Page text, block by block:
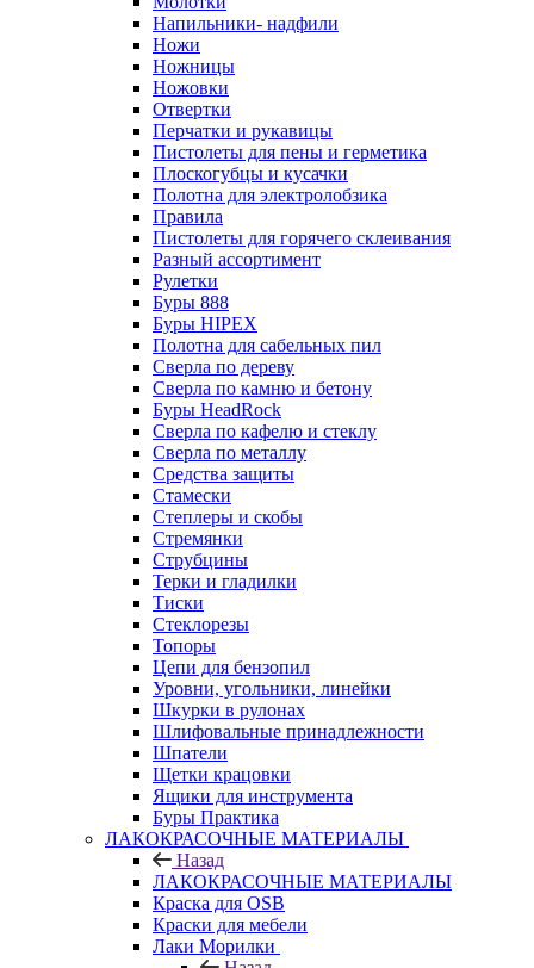
Напильники- надфили
Ножи
Ножницы
Ножовки
Отвертки
Перчатки и рукавицы
Пистолеты для пены и герметика
Плоскогубцы и кусачки
Полотна для электролобзика
Правила
Пистолеты для горячего склеивания
Разный ассортимент
Рулетки
Буры 888
Буры HIPEX
Полотна для сабельных пил
Сверла по дереву
Сверла по камню и бетону
Буры HeadRock
Сверла по кафелю и стеклу
Сверла по металлу
Средства защиты
Стамески
Степлеры и скобы
Стремянки
Струбцины
Терки и гладилки
Тиски
Стеклорезы
Топоры
Цепи для бензопил
Уровни, угольники, линейки
Шкурки в рулонах
Шлифовальные принадлежности
Шпатели
Щетки крацовки
Ящики для инструмента
Буры Практика
ЛАКОКРАСОЧНЫЕ МАТЕРИАЛЫ
Назад
ЛАКОКРАСОЧНЫЕ МАТЕРИАЛЫ
Краска для OSB
Краски для мебели
Лаки Морилки